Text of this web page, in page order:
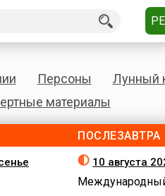
Персоны
Лунный
материалы
ПОСЛЕЗАВТРА
10 августа